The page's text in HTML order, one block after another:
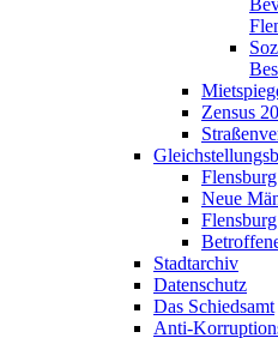
Zensus
Neue
Stadtarchiv
Datenschutz
Das Schiedsamt
Anti-